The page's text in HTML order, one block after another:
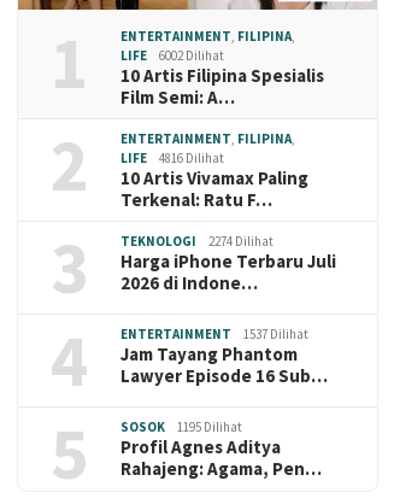
1 ENTERTAINMENT FILIPINA
LIFE
6002 Dilihat
10 Artis Filipina Spesialis
Film Semi: A…
2 ENTERTAINMENT FILIPINA
LIFE
4816 Dilihat
10 Artis Vivamax Paling
Terkenal: Ratu F…
3 TEKNOLOGI 2274 Dilihat
Harga iPhone Terbaru Juli
2026 di Indone…
4 ENTERTAINMENT 1537 Dilihat
Jam Tayang Phantom
Lawyer Episode 16 Sub…
5 SOSOK 1195 Dilihat
Profil Agnes Aditya
Rahajeng: Agama, Pen…